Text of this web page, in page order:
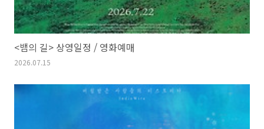
<뱀의 길> 상영일정 / 영화예매
2026.07.15